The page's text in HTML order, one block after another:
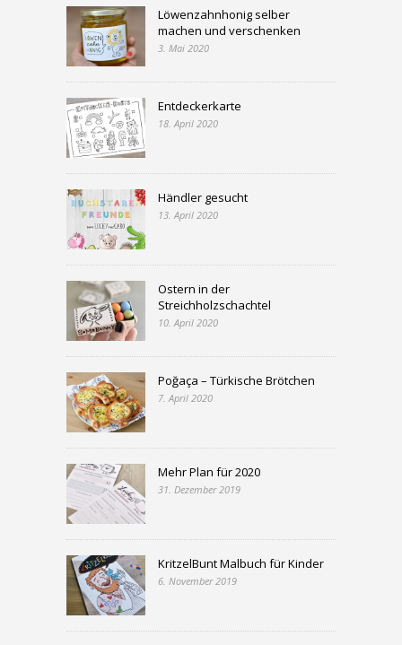
Löwenzahnhonig selber
machen und verschenken
3. Mai 2020
Entdeckerkarte
18. April 2020
Händler gesucht
13. April 2020
Ostern in der
Streichholzschachtel
10. April 2020
Poğaça – Türkische Brötchen
7. April 2020
Mehr Plan für 2020
31. Dezember 2019
KritzelBunt Malbuch für Kinder
6. November 2019